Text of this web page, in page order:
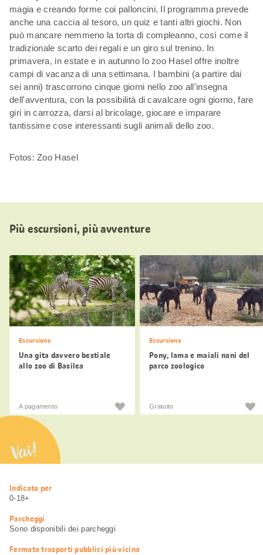
magia e creando forme coi palloncini. Il programma prevede
anche una caccia al tesoro, un quiz e tanti altri giochi. Non
può mancare nemmeno la torta di compleanno, così come il
tradizionale scarto dei regali e un giro sul trenino. In
primavera, in estate e in autunno lo zoo Hasel offre inoltre
campi di vacanza di una settimana. I bambini (a partire dai
sei anni) trascorrono cinque giorni nello zoo all'insegna
dell'avventura, con la possibilità di cavalcare ogni giorno, fare
giri in carrozza, darsi al bricolage, giocare e imparare
tantissime cose interessanti sugli animali dello zoo.
Fotos: Zoo Hasel
Più escursioni, più avventure
Escursione
Una gita davvero bestiale
allo zoo di Basilea
A pagamento
Escursione
Pony, lama e maiali nani del
parco zoologico
Gratuito
Vai!
Informazioni
utili
Indicato per
0-18+
Parcheggi
Sono disponibili dei parcheggi
Fermata trasporti pubblici più vicina